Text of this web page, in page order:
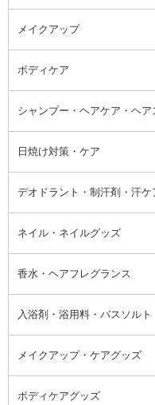
洗顔料
美容液
オールインワン化粧品
フェイスオイル・バーム
ブースター・導入液
洗い流すパック・マスク
リップクリーム・リップケア
顔用マッサージ料
ベースメイク全て
BBクリーム
コンシーラー
フェイスパウダー
メイクアップ
メイクアップ全て
まつげ美容液
アイシャドウ
アイブロウ・眉マスカラ
チーク
ハイライト・シェーディング
ボディケア
ボディケア全て
ボディケア
レッグ・フットケア
バストケア
ネイルケア
脱毛・除毛ケア
シャンプー・ヘアケア・ヘ
シャンプー・ヘアケア・ヘアスタ
イリング全て
洗い流さないトリートメント
ヘアスタイリング剤
頭皮ケア・育毛剤
その他シャンプー・ヘアケア・ヘ
アスタイリング
日焼け対策・ケア
日焼け対策・ケア全て
サンオイル・タンニング
その他日焼け対策・UVケア
デオドラント・制汗剤・汗ケ
デオドラント・制汗剤・汗ケア全
て
フット用デオドラント・制汗剤・
汗ケア
ネイル・ネイルグッズ
ネイル・ネイルグッズ全て
ジェルネイル
リムーバー・除光液
香水・ヘアフレグランス
香水・ヘアフレグランス全て
フレグランスミスト
その他香水・ヘアフレグランス
入浴剤・浴用料・バスソルト
入浴剤・浴用料・バスソルト全て
バスソルト
メイクアップ・ケアグッズ
メイクアップ・ケアグッズ全て
ボディケアグッズ